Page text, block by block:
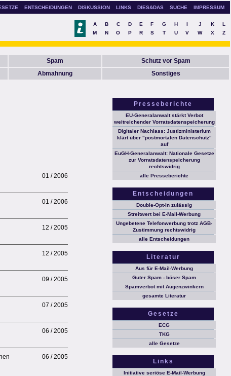
ENTSCHEIDUNGEN DISKUSSION LINKS DIES&DAS SUCHE IMPRESSUM
A B C D E F G H I J K
L
M
N O P R S T U V W X Z
Spam
Schutz vor Spam
Abmahnung Sonstiges
01 / 2006
01 / 2006
12 / 2005
12 / 2005
09 / 2005
07 / 2005
06 / 2005
06 / 2005
Presseberichte
EU-Generalanwalt stärkt Verbot
weitreichender Vorratsdatenspeicherung
Digitaler Nachlass: Justizministerium
klärt über "postmortalen Datenschutz"
auf
EuGH-Generalanwalt: Nationale Gesetze
zur Vorratsdatenspeicherung
rechtswidrig
alle Presseberichte
Entscheidungen
Double-Opt-In zulässig
Streitwert bei E-Mail-Werbung
Ungebetene Telefonwerbung trotz AGB-
Zustimmung rechtswidrig
alle Entscheidungen
Literatur
Aus für E-Mail-Werbung
Guter Spam - böser Spam
Spamverbot mit Augenzwinkern
gesamte Literatur
Gesetze
ECG
TKG
alle Gesetze
Links
Initiative seriöse E-Mail-Werbung